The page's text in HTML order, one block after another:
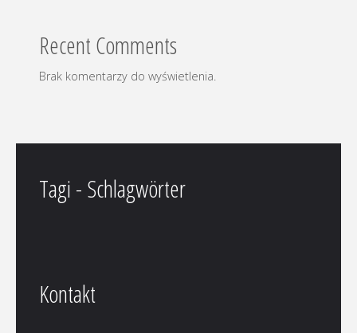
Recent Comments
Brak komentarzy do wyświetlenia.
Tagi - Schlagwörter
Kontakt